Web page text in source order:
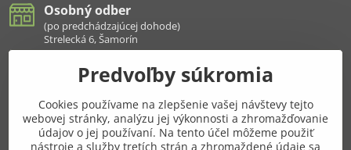
Osobný odber
(po predchádzajúcej dohode)
Strelecká 6, Šamorín
Všetko k nákupu
Pridajte sa k nám aj na sieťach
Facebook Instagram
Predvoľby súkromia
Cookies používame na zlepšenie vašej návštevy tejto
webovej stránky, analýzu jej výkonnosti a zhromažďovanie
údajov o jej používaní. Na tento účel môžeme použiť
nástroje a služby tretích strán a zhromaždené údaje sa